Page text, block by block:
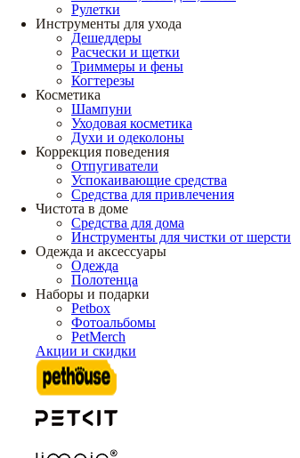
Рулетки
Инструменты для ухода
Дешеддеры
Расчески и щетки
Триммеры и фены
Когтерезы
Косметика
Шампуни
Уходовая косметика
Духи и одеколоны
Коррекция поведения
Отпугиватели
Успокаивающие средства
Средства для привлечения
Чистота в доме
Средства для дома
Инструменты для чистки от шерсти
Одежда и аксессуары
Одежда
Полотенца
Наборы и подарки
Petbox
Фотоальбомы
PetMerch
Акции и скидки